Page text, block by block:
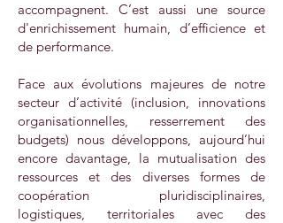
accompagnent. C’est aussi une source
d'enrichissement humain, d’efficience et
de performance.
Face aux évolutions majeures de notre
secteur d’activité (inclusion, innovations
organisationnelles, resserrement des
budgets) nous développons, aujourd’hui
encore davantage, la mutualisation des
ressources et des diverses formes de
coopération pluridisciplinaires,
logistiques, territoriales avec des